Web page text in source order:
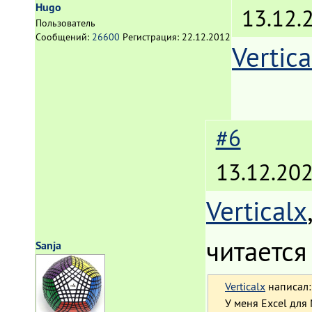
Hugo
Пользователь
Сообщений: 26600 Регистрация: 22.12.2012
Sanja
#6
Verticalx
читается
Verticalx написал:
У меня Excel для